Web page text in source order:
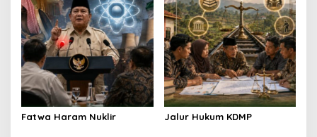
i
g
a
t
i
o
n
Fatwa Haram Nuklir Jalur Hukum KDMP